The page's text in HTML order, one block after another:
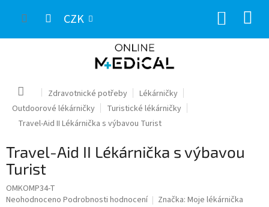
CZK
Domů Zdravotnické potřeby
Lékárničky
Outdoorové lékárničky
Turistické lékárničky
Travel-Aid II Lékárnička s výbavou Turist
Travel-Aid II Lékárnička s výbavou
Turist
OMKOMP34-T
Průměrné
Neohodnoceno Podrobnosti hodnocení Značka: Moje lékárnička